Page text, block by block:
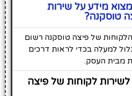
מידע על שירות
טוסקנה?
של פיצה טוסקנה רשום
למעלה בכדי לראות דרכים
מבית העסק.
לקוחות של פיצה